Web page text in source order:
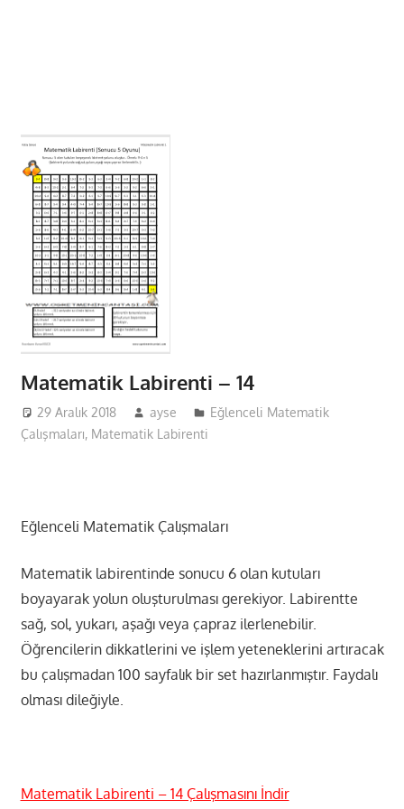
Matematik Labirenti – 14
29 Aralık 2018 ayse
Eğlenceli Matematik
Çalışmaları, Matematik Labirenti
Eğlenceli Matematik Çalışmaları
Matematik labirentinde sonucu 6 olan kutuları
boyayarak yolun oluşturulması gerekiyor. Labirentte
sağ, sol, yukarı, aşağı veya çapraz ilerlenebilir.
Öğrencilerin dikkatlerini ve işlem yeteneklerini artıracak
bu çalışmadan 100 sayfalık bir set hazırlanmıştır. Faydalı
olması dileğiyle.
Matematik Labirenti – 14 Çalışmasını İndir